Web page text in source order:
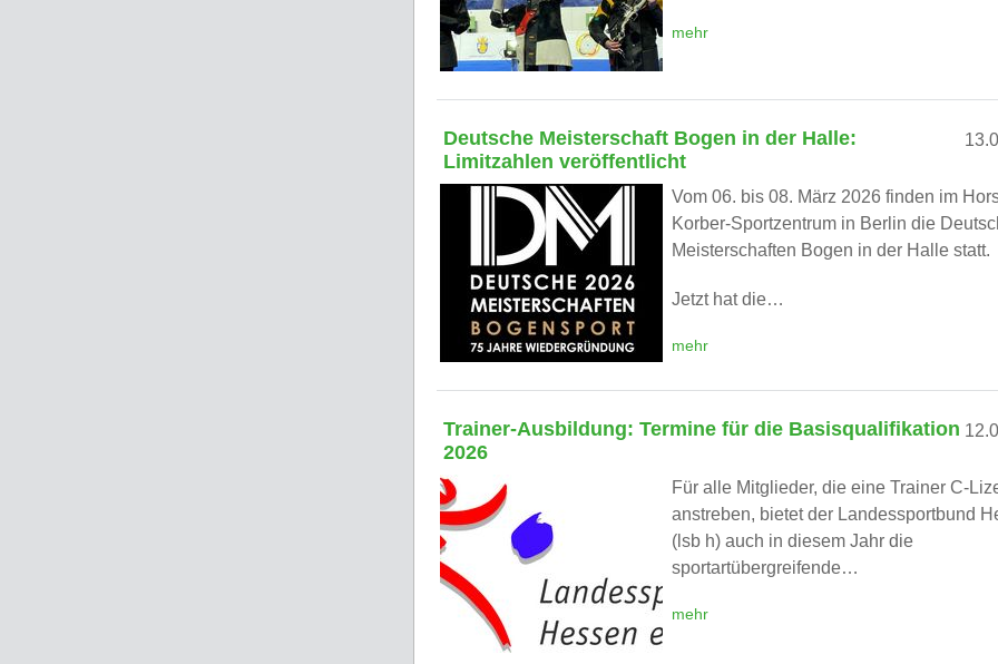
mehr
Deutsche Meisterschaft Bogen in der Halle:
Limitzahlen veröffentlicht
Vom 06. bis 08. März 2026 finden im
Korber-Sportzentrum in Berlin die
Meisterschaften Bogen in der Halle statt.
Jetzt hat die…
mehr
Trainer-Ausbildung: Termine für die Basisqualifikation
2026
Für alle Mitglieder, die eine Trainer C-
anstreben, bietet der Landessportbund
(lsb h) auch in diesem Jahr die
sportartübergreifende…
mehr